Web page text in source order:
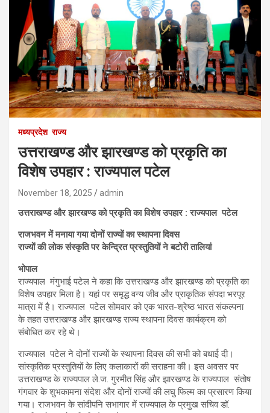
मध्यप्रदेश राज्य
उत्तराखण्ड और झारखण्ड को प्रकृति का
विशेष उपहार : राज्यपाल पटेल
November 18, 2025 admin
उत्तराखण्ड और झारखण्ड को प्रकृति का विशेष उपहार : राज्यपाल पटेल
राजभवन में मनाया गया दोनों राज्यों का स्थापना दिवस
राज्यों की लोक संस्कृति पर केन्द्रित प्रस्तुतियों ने बटोरी तालियां
भोपाल
राज्यपाल मंगुभाई पटेल ने कहा कि उत्तराखण्ड और झारखण्ड को प्रकृति का
विशेष उपहार मिला है। यहां पर समृद्ध वन्य जीव और प्राकृतिक संपदा भरपूर
मात्रा में है। राज्यपाल पटेल सोमवार को एक भारत-श्रेष्ठ भारत संकल्पना
के तहत उत्तराखण्ड और झारखण्ड राज्य स्थापना दिवस कार्यक्रम को
संबोधित कर रहे थे।
राज्यपाल पटेल ने दोनों राज्यों के स्थापना दिवस की सभी को बधाई दी।
सांस्कृतिक प्रस्तुतियों के लिए कलाकारों की सराहना की। इस अवसर पर
उत्तराखण्ड के राज्यपाल ले.ज. गुरमीत सिंह और झारखण्ड के राज्यपाल संतोष
गंगवार के शुभकामना संदेश और दोनों राज्यों की लघु फिल्म का प्रसारण किया
गया। राजभवन के सांदीपनि सभागार में राज्यपाल के प्रमुख सचिव डॉ.